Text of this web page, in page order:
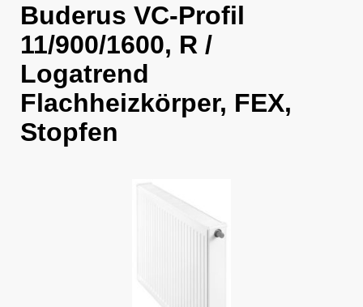
Buderus VC-Profil
11/900/1600, R /
Logatrend
Flachheizkörper, FEX,
Stopfen